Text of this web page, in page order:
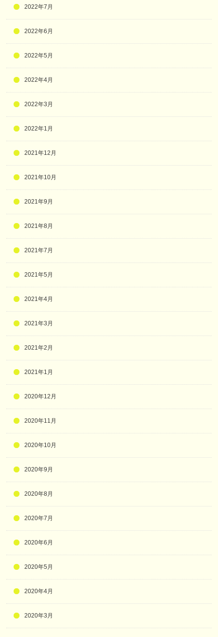
2022年7月
2022年6月
2022年5月
2022年4月
2022年3月
2022年1月
2021年12月
2021年10月
2021年9月
2021年8月
2021年7月
2021年5月
2021年4月
2021年3月
2021年2月
2021年1月
2020年12月
2020年11月
2020年10月
2020年9月
2020年8月
2020年7月
2020年6月
2020年5月
2020年4月
2020年3月